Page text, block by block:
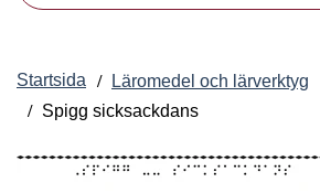
Startsida
Läromedel och lärverktyg
Spigg sicksackdans